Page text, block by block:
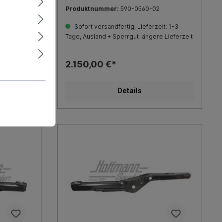
Produktnummer: 590-0560-02
Sofort versandfertig, Lieferzeit: 1-3
Tage, Ausland + Sperrgut längere Lieferzeit
2.150,00 €*
Details